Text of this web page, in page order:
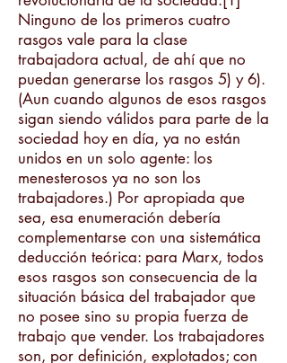
Ninguno de los primeros cuatro
rasgos vale para la clase
trabajadora actual, de ahí que no
puedan generarse los rasgos 5) y 6).
(Aun cuando algunos de esos rasgos
sigan siendo válidos para parte de la
sociedad hoy en día, ya no están
unidos en un solo agente: los
menesterosos ya no son los
trabajadores.) Por apropiada que
sea, esa enumeración debería
complementarse con una sistemática
deducción teórica: para Marx, todos
esos rasgos son consecuencia de la
situación básica del trabajador que
no posee sino su propia fuerza de
trabajo que vender. Los trabajadores
son, por definición, explotados; con